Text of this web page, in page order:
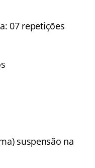
07 repetições
suspensão na